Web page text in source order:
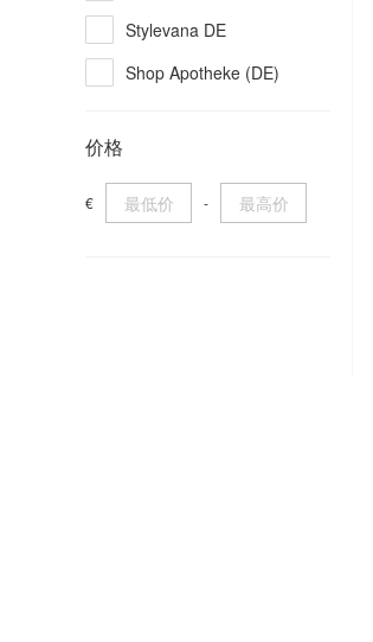
Skin Ceuticals
Dr. Althea
Stylevana DE
Shop Apotheke (DE)
Parfumdreams
价格
€ -